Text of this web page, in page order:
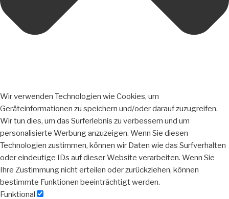
Wir verwenden Technologien wie Cookies, um
Geräteinformationen zu speichern und/oder darauf zuzugreifen.
Wir tun dies, um das Surferlebnis zu verbessern und um
personalisierte Werbung anzuzeigen. Wenn Sie diesen
Technologien zustimmen, können wir Daten wie das Surfverhalten
oder eindeutige IDs auf dieser Website verarbeiten. Wenn Sie
Ihre Zustimmung nicht erteilen oder zurückziehen, können
bestimmte Funktionen beeinträchtigt werden.
Funktional